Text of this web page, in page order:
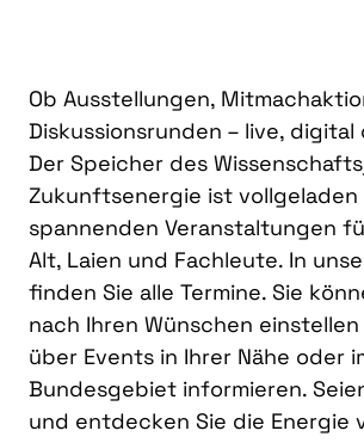
Ob Ausstellungen,
Diskussionsrunden – live,
Der Speicher des
Zukunftsenergie ist vollgeladen
spannenden Veranstaltungen
Alt, Laien und Fachleute. In
finden Sie alle Termine. Sie
nach Ihren Wünschen
über Events in Ihrer Nähe oder
Bundesgebiet informieren.
und entdecken Sie die Energie